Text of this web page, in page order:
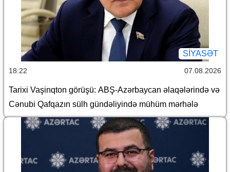
SİYASƏT
18:22 07.08.2026
Tarixi Vaşinqton görüşü: ABŞ-Azərbaycan əlaqələrində və
Cənubi Qafqazın sülh gündəliyində mühüm mərhələ